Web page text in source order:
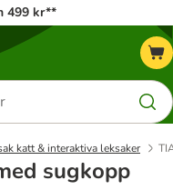
499 kr**
katt & interaktiva leksaker
sugkopp